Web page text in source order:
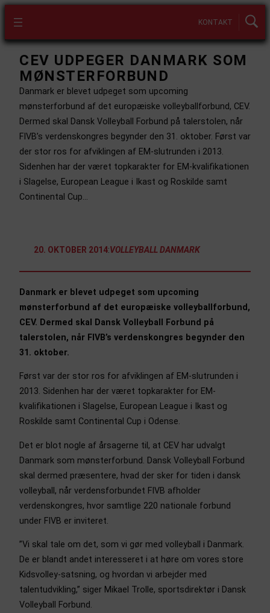
KONTAKT
CEV UDPEGER DANMARK SOM
MØNSTERFORBUND
Danmark er blevet udpeget som upcoming
mønsterforbund af det europæiske volleyballforbund, CEV.
Dermed skal Dansk Volleyball Forbund på talerstolen, når
FIVB’s verdenskongres begynder den 31. oktober. Først var
der stor ros for afviklingen af EM-slutrunden i 2013.
Sidenhen har der været topkarakter for EM-kvalifikationen
i Slagelse, European League i Ikast og Roskilde samt
Continental Cup…
20. OKTOBER 2014:VOLLEYBALL DANMARK
Danmark er blevet udpeget som upcoming
mønsterforbund af det europæiske volleyballforbund,
CEV. Dermed skal Dansk Volleyball Forbund på
talerstolen, når FIVB’s verdenskongres begynder den
31. oktober.
Først var der stor ros for afviklingen af EM-slutrunden i
2013. Sidenhen har der været topkarakter for EM-
kvalifikationen i Slagelse, European League i Ikast og
Roskilde samt Continental Cup i Odense.
Det er blot nogle af årsagerne til, at CEV har udvalgt
Danmark som mønsterforbund. Dansk Volleyball Forbund
skal dermed præsentere, hvad der sker for tiden i dansk
volleyball, når verdensforbundet FIVB afholder
verdenskongres, hvor samtlige 220 nationale forbund
under FIVB er inviteret.
”Vi skal tale om det, som vi gør med volleyball i Danmark.
De er blandt andet interesseret i at høre om vores store
Kidsvolley-satsning, og hvordan vi arbejder med
talentudvikling,” siger Mikael Trolle, sportsdirektør i Dansk
Volleyball Forbund.